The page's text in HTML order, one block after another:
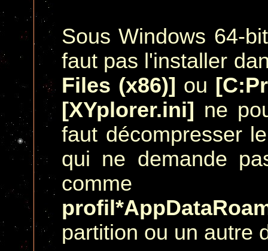
Sous Windows 64-
faut pas l'installer
Files (x86)] ou
[XYplorer.ini] ne
faut décompresser
qui ne demande
partition ou un autre